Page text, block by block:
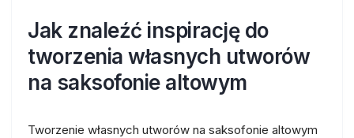
Jak znaleźć inspirację do
tworzenia własnych utworów
na saksofonie altowym
Tworzenie własnych utworów na saksofonie altowym